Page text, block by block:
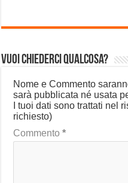
Vuoi chiederci qualcosa?
Nome e Commento
sarà pubblicata né usata
I tuoi dati sono trattati nel
richiesto)
Commento*